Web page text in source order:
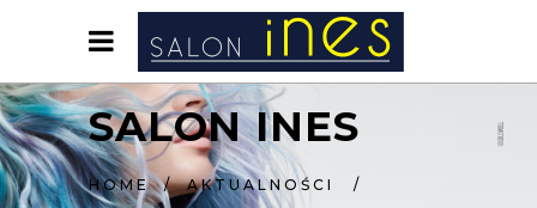
SALON INES
HOME/AKTUALNOŚCI
/